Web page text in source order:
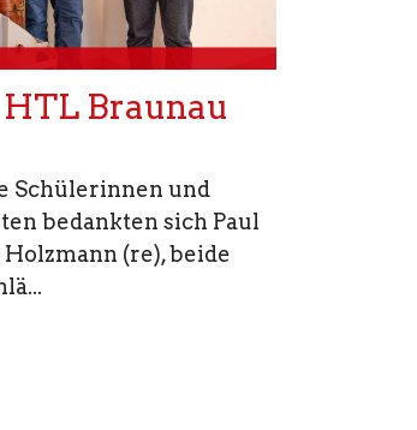
Braunau
Schülerinnen und
bedankten sich Paul
(re), beide